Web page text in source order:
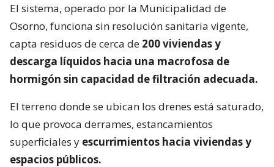
El sistema, operado por la Municipalidad de
Osorno, funciona sin resolución sanitaria vigente,
capta residuos de cerca de 200 viviendas y
descarga líquidos hacia una macrofosa de
hormigón sin capacidad de filtración adecuada.
El terreno donde se ubican los drenes está saturado,
lo que provoca derrames, estancamientos
superficiales y escurrimientos hacia viviendas y
espacios públicos.